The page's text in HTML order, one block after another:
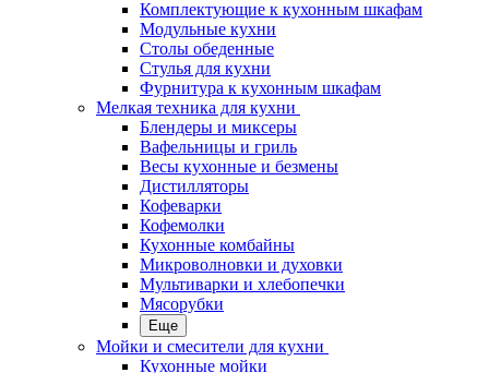
Комплектующие к кухонным шкафам
Модульные кухни
Столы обеденные
Стулья для кухни
Фурнитура к кухонным шкафам
Мелкая техника для кухни
Блендеры и миксеры
Вафельницы и гриль
Весы кухонные и безмены
Дистилляторы
Кофеварки
Кофемолки
Кухонные комбайны
Микроволновки и духовки
Мультиварки и хлебопечки
Мясорубки
Еще
Мойки и смесители для кухни
Кухонные мойки